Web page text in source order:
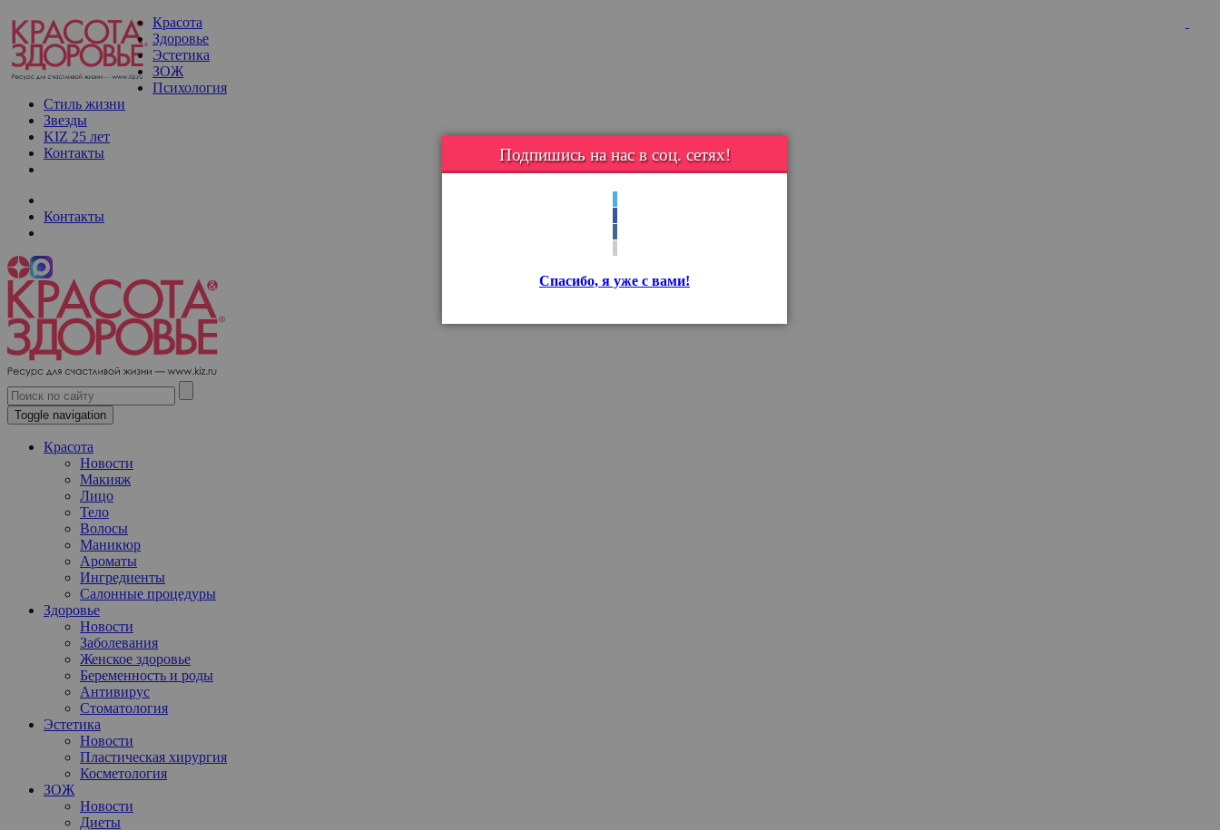
Красота
Здоровье
Эстетика
ЗОЖ
Психология
Стиль жизни
Звезды
KIZ 25 лет
Контакты
Контакты
Toggle navigation
Красота
Новости
Макияж
Лицо
Тело
Волосы
Маникюр
Ароматы
Ингредиенты
Салонные процедуры
Здоровье
Новости
Заболевания
Женское здоровье
Беременность и роды
Антивирус
Стоматология
Эстетика
Новости
Пластическая хирургия
Косметология
ЗОЖ
Новости
Диеты
Подпишись на нас в соц. сетях!
Спасибо, я уже с вами!